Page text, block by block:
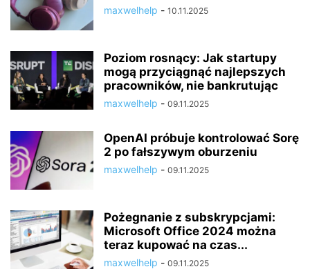
maxwelhelp - 10.11.2025
Poziom rosnący: Jak startupy
mogą przyciągnąć najlepszych
pracowników, nie bankrutując
maxwelhelp - 09.11.2025
OpenAI próbuje kontrolować Sorę
2 po fałszywym oburzeniu
maxwelhelp - 09.11.2025
Pożegnanie z subskrypcjami:
Microsoft Office 2024 można
teraz kupować na czas...
maxwelhelp - 09.11.2025